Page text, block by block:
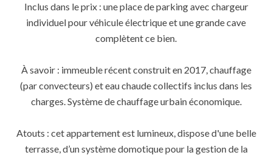
Inclus dans le prix : une place de parking avec chargeur
individuel pour véhicule électrique et une grande cave
complètent ce bien.
À savoir : immeuble récent construit en 2017, chauffage
(par convecteurs) et eau chaude collectifs inclus dans les
charges. Système de chauffage urbain économique.
Atouts : cet appartement est lumineux, dispose d'une belle
terrasse, d’un système domotique pour la gestion de la